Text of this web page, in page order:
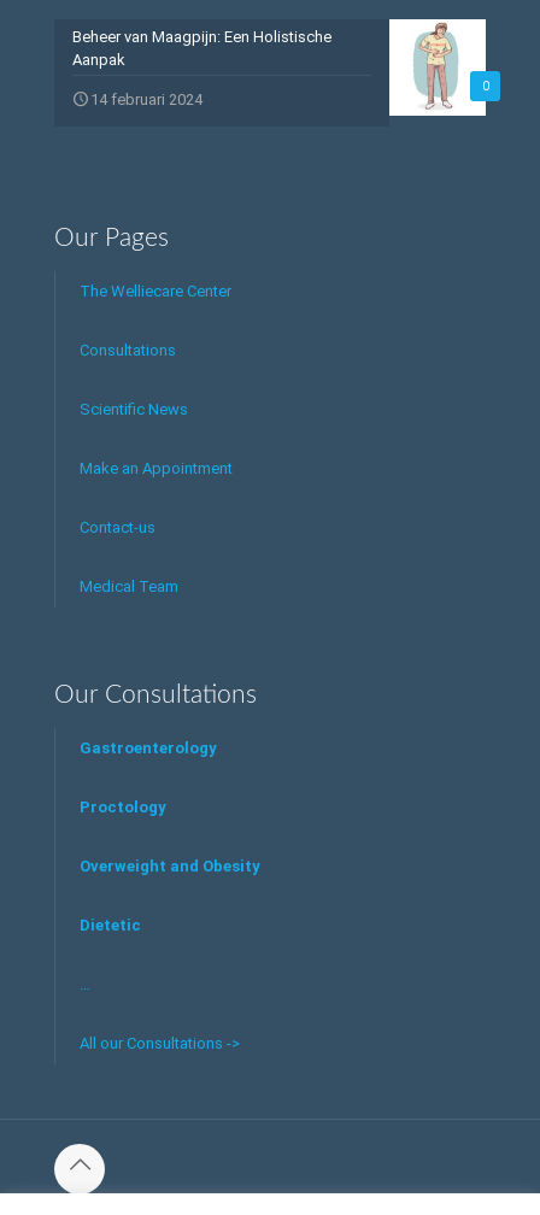
0
Beheer van Maagpijn: Een Holistische
Aanpak
14 februari 2024
Our Pages
The Welliecare Center
Consultations
Scientific News
Make an Appointment
Contact-us
Medical Team
Our Consultations
Gastroenterology
Proctology
Overweight and Obesity
Dietetic
…
All our Consultations ->